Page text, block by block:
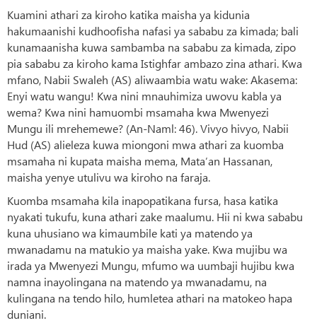
Kuamini athari za kiroho katika maisha ya kidunia
hakumaanishi kudhoofisha nafasi ya sababu za kimada; bali
kunamaanisha kuwa sambamba na sababu za kimada, zipo
pia sababu za kiroho kama Istighfar ambazo zina athari. Kwa
mfano, Nabii Swaleh (AS) aliwaambia watu wake: Akasema:
Enyi watu wangu! Kwa nini mnauhimiza uwovu kabla ya
wema? Kwa nini hamuombi msamaha kwa Mwenyezi
Mungu ili mrehemewe? (An-Naml: 46). Vivyo hivyo, Nabii
Hud (AS) alieleza kuwa miongoni mwa athari za kuomba
msamaha ni kupata maisha mema, Mata’an Hassanan,
maisha yenye utulivu wa kiroho na faraja.
Kuomba msamaha kila inapopatikana fursa, hasa katika
nyakati tukufu, kuna athari zake maalumu. Hii ni kwa sababu
kuna uhusiano wa kimaumbile kati ya matendo ya
mwanadamu na matukio ya maisha yake. Kwa mujibu wa
irada ya Mwenyezi Mungu, mfumo wa uumbaji hujibu kwa
namna inayolingana na matendo ya mwanadamu, na
kulingana na tendo hilo, humletea athari na matokeo hapa
duniani.